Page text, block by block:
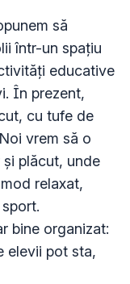
să
într-un spațiu
educative
În prezent,
cu tufe de
vrem să o
plăcut, unde
relaxat,
bine organizat:
elevii pot sta,